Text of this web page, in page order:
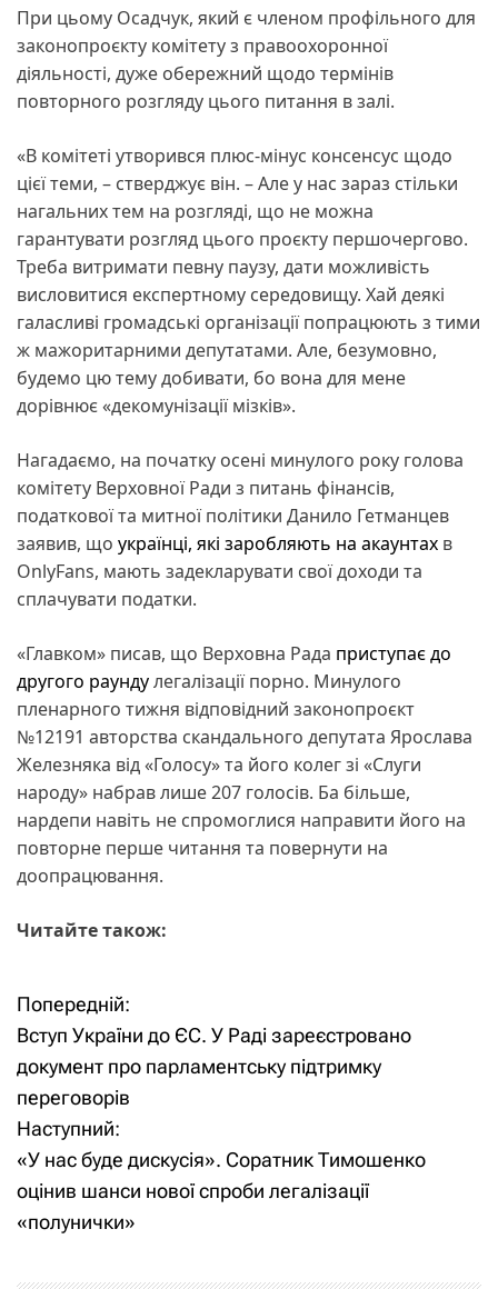
При цьому Осадчук, який є членом профільного для
законопроєкту комітету з правоохоронної
діяльності, дуже обережний щодо термінів
повторного розгляду цього питання в залі.
«В комітеті утворився плюс-мінус консенсус щодо
цієї теми, – стверджує він. – Але у нас зараз стільки
нагальних тем на розгляді, що не можна
гарантувати розгляд цього проєкту першочергово.
Треба витримати певну паузу, дати можливість
висловитися експертному середовищу. Хай деякі
галасливі громадські організації попрацюють з тими
ж мажоритарними депутатами. Але, безумовно,
будемо цю тему добивати, бо вона для мене
дорівнює «декомунізації мізків».
Нагадаємо, на початку осені минулого року голова
комітету Верховної Ради з питань фінансів,
податкової та митної політики Данило Гетманцев
заявив, що українці, які заробляють на акаунтах в
OnlyFans, мають задекларувати свої доходи та
сплачувати податки.
«Главком» писав, що Верховна Рада приступає до
другого раундулегалізації порно. Минулого
пленарного тижня відповідний законопроєкт
№12191 авторства скандального депутата Ярослава
Железняка від «Голосу» та його колег зі «Слуги
народу» набрав лише 207 голосів. Ба більше,
нардепи навіть не спромоглися направити його на
повторне перше читання та повернути на
доопрацювання.
Читайте також:
Н
а
в
і
г
Попередній:
Вступ України до ЄС. У Раді зареєстровано
документ про парламентську підтримку
переговорів
Наступний:
«У нас буде дискусія». Соратник Тимошенко
оцінив шанси нової спроби легалізації
«полунички»